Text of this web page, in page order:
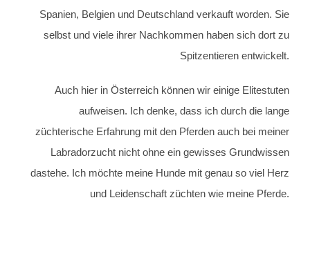
Spanien, Belgien und Deutschland verkauft worden. Sie
selbst und viele ihrer Nachkommen haben sich dort zu
Spitzentieren entwickelt.
Auch hier in Österreich können wir einige Elitestuten
aufweisen. Ich denke, dass ich durch die lange
züchterische Erfahrung mit den Pferden auch bei meiner
Labradorzucht nicht ohne ein gewisses Grundwissen
dastehe. Ich möchte meine Hunde mit genau so viel Herz
und Leidenschaft züchten wie meine Pferde.